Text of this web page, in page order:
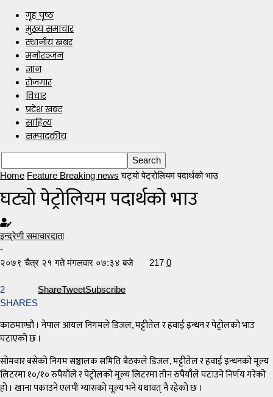
गृह पृष्ठ
मुख्य समाचार
स्थानीय खबर
मनोरञ्जन
ज्ञान
रोजगार
विचार
प्रदेश खबर
साहित्य
सम्पादकीय
Home Feature Breaking news घट्यो पेट्रोलियम पदार्थको भाउ
घट्यो पेट्रोलियम पदार्थको भाउ
इन्द्रेणी समाचारदाता
-
२०७९ चैत्र २१ गते मंगलवार ०७:३४ बजे
217 0
2
SHARES
ShareTweetSubscribe
काठमाण्डौ । नेपाल आयल निगमले डिजल, मट्टीतेल र हवाई इन्धन र पेट्रोलको भाउ
घटाएको छ ।
सोमवार बसेको निगम सञ्चालक समिति बैठकले डिजल, मट्टीतेल र हवाई इन्धनको मूल्य
लिटरमा १०/१० रुपैयाँले र पेट्रोलको मूल्य लिटरमा तीन रुपैयाँले घटाउने निर्णय गरेको
हो । खाना पकाउने एलपी ग्यासको मूल्य भने यथावत् नै रहेको छ ।